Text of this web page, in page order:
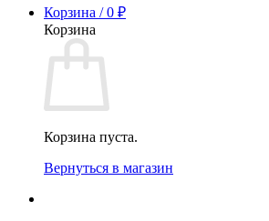
Корзина /0 ₽
Корзина
Корзина пуста.
Вернуться в магазин